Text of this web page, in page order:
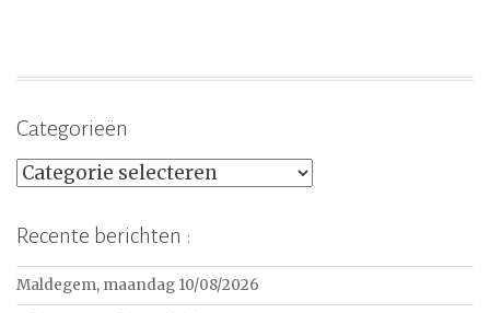
Categorieën
Categorieën
Recente berichten :
Maldegem, maandag 10/08/2026